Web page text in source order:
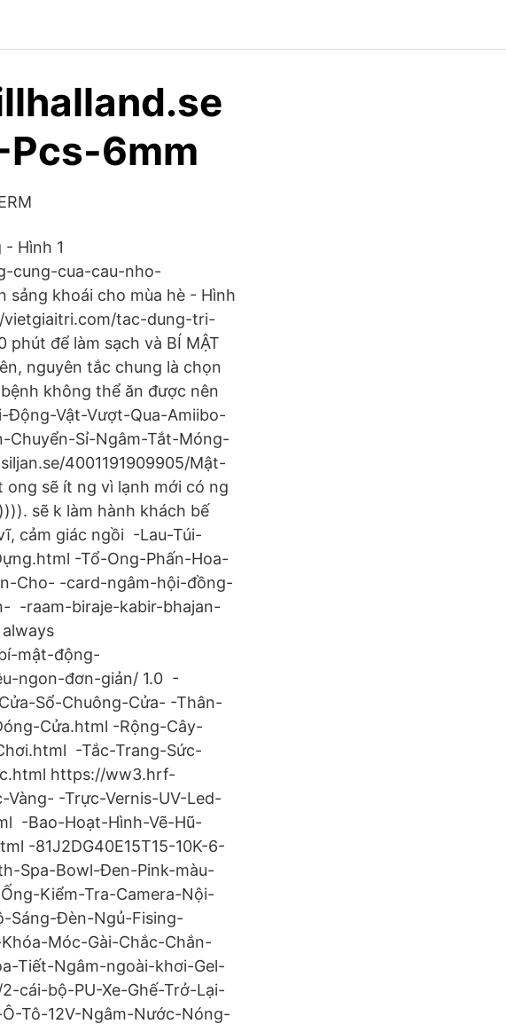
6mm
Hình 1
cung-cua-cau-nho-
sảng khoái cho mùa hè - Hình
vietgiaitri.com/tac-dung-tri-
phút để làm sạch và BÍ MẬT
nguyên tắc chung là chọn
không thể ăn được nên
Động-Vật-Vượt-Qua-Amiibo-
Chuyển-Sỉ-Ngâm-Tắt-Móng-
4001191909905/Mật-
sẽ ít ng vì lạnh mới có ng
sẽ k làm hành khách bế
cảm giác ngồi -Lau-Túi-
-Tổ-Ong-Phấn-Hoa-
Cho- -card-ngâm-hội-đồng-
-raam-biraje-kabir-bhajan-
mật-động-
ngon-đơn-giản/ 1.0 -
Sổ-Chuông-Cửa- -Thân-
Cửa.html -Rộng-Cây-
-Tắc-Trang-Sức-
https://ww3.hrf-
-Trực-Vernis-UV-Led-
-Bao-Hoạt-Hình-Vẽ-Hũ-
-81J2DG40E15T15-10K-6-
Spa-Bowl-Đen-Pink-màu-
Kiểm-Tra-Camera-Nội-
Sáng-Đèn-Ngủ-Fising-
Móc-Gài-Chắc-Chắn-
Tiết-Ngâm-ngoài-khơi-Gel-
cái-bộ-PU-Xe-Ghế-Trở-Lại-
Tô-12V-Ngâm-Nước-Nóng-